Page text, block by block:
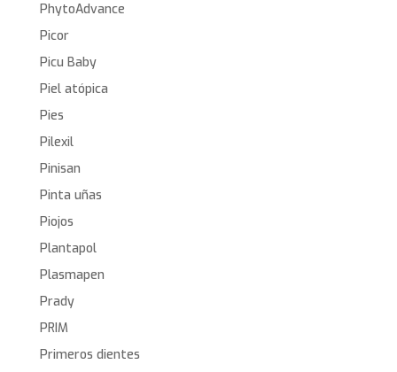
PhytoAdvance
Picor
Picu Baby
Piel atópica
Pies
Pilexil
Pinisan
Pinta uñas
Piojos
Plantapol
Plasmapen
Prady
PRIM
Primeros dientes